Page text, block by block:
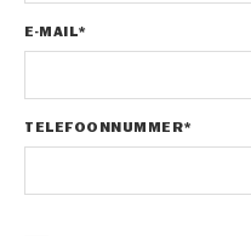
E-MAIL*
TELEFOONNUMMER*